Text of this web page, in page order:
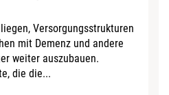
Versorgungsstrukturen
mit Demenz und andere
weiter auszubauen.
die die...